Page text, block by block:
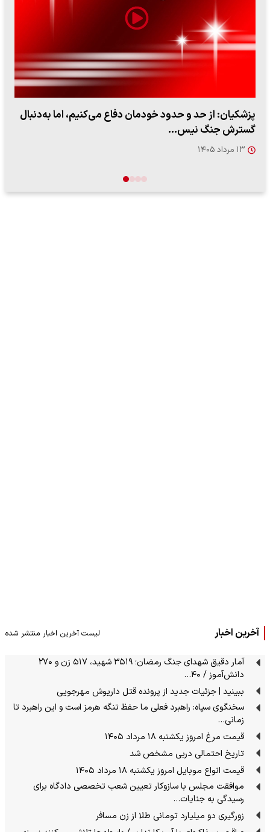
ببینید| سخنگوی سپاه: بازگشایی تنگه هرمز منوط به پذیرش
شروط ایران از…
۱۷ مرداد ۱۴۰۵
آخرین اخبار لیست آخرین اخبار منتشر شده
آمار دقیق شهدای جنگ رمضان؛ ۳۵۱۹ شهید، ۵۱۷ زن و ۲۷۰
دانش‌آموز / ۴۰…
ببینید | جزئیات جدید از پرونده قتل داریوش مهرجویی
سخنگوی سپاه: راهبرد فعلی ما حفظ تنگه هرمز است و این راهبرد تا
زمانی…
قیمت مرغ امروز یکشنبه ۱۸ مرداد ۱۴۰۵
تاریخ احتمالی دربی مشخص شد
قیمت انواع موبایل امروز یکشنبه ۱۸ مرداد ۱۴۰۵
موافقت مجلس با سازوکار تعیین شعب تخصصی دادگاه برای
رسیدگی به جنایات…
زورگیری دو میلیارد تومانی طلا از زن مسافر